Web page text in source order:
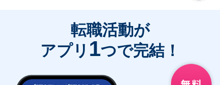
転職活動が
アプリ 1つで完結！